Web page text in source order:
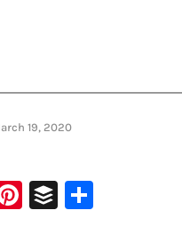
19, 2020
Pinterest
Buffer